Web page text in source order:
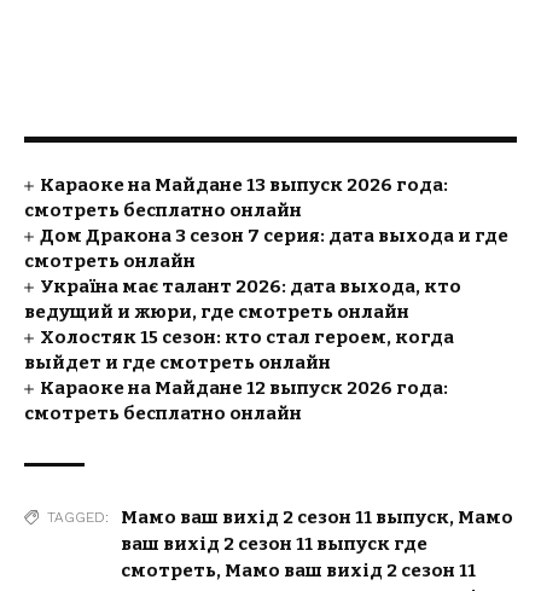
Караоке на Майдане 13 выпуск 2026 года:
смотреть бесплатно онлайн
Дом Дракона 3 сезон 7 серия: дата выхода и где
смотреть онлайн
Україна має талант 2026: дата выхода, кто
ведущий и жюри, где смотреть онлайн
Холостяк 15 сезон: кто стал героем, когда
выйдет и где смотреть онлайн
Караоке на Майдане 12 выпуск 2026 года:
смотреть бесплатно онлайн
TAGGED: Мамо ваш вихід 2 сезон 11 выпуск, Мамо
ваш вихід 2 сезон 11 выпуск где
смотреть, Мамо ваш вихід 2 сезон 11